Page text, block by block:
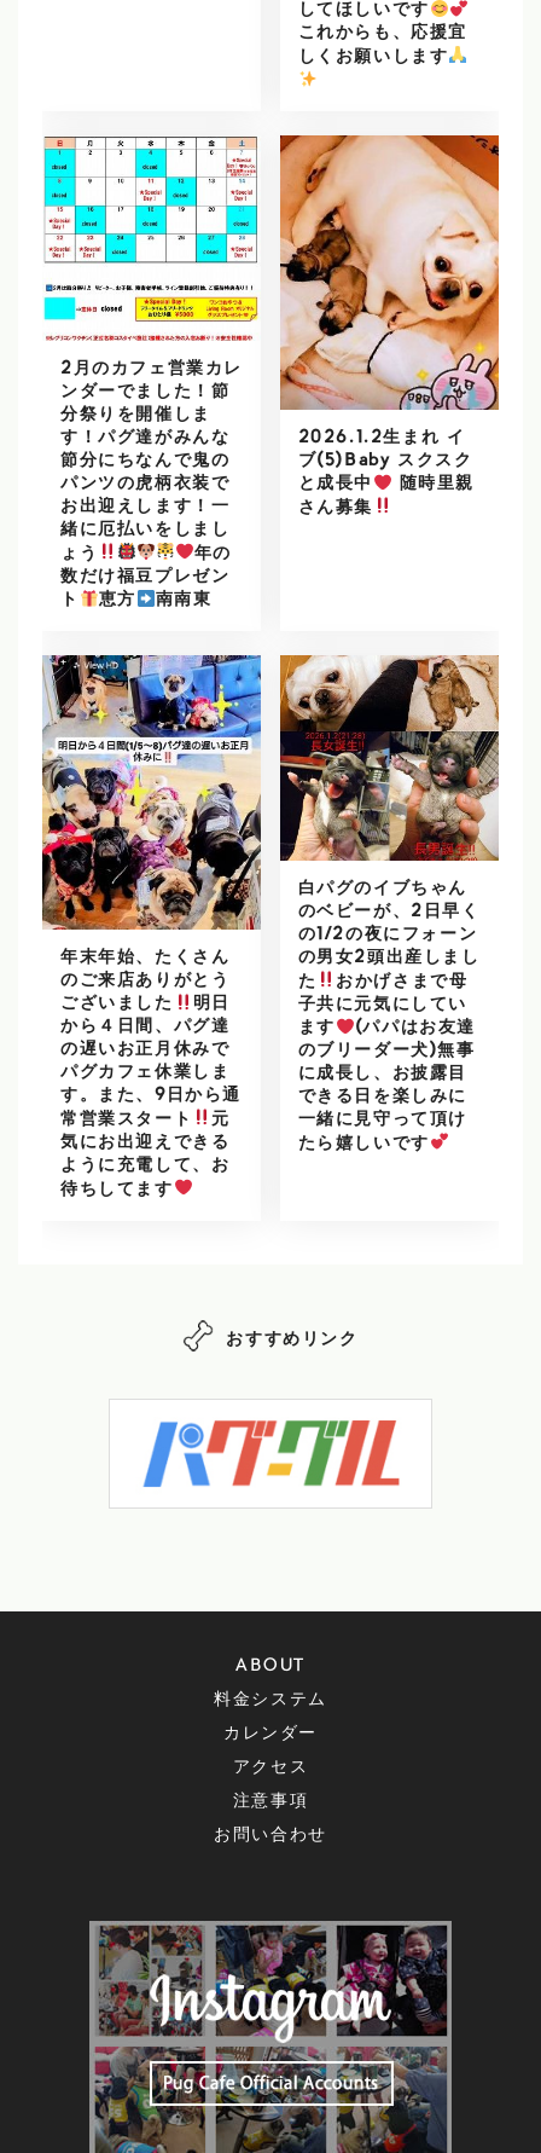
してほしいです
これからも、応援宜
しくお願いします
2月のカフェ営業カレ
ンダーでました！節
分祭りを開催しま
す！パグ達がみんな
節分にちなんで鬼の
パンツの虎柄衣装で
お出迎えします！一
緒に厄払いをしまし
ょう
年の
数だけ福豆プレゼン
ト
恵方 南南東
2026.1.2生まれ イ
ブ(5)Baby スクスク
と成長中
随時里親
さん募集
年末年始、たくさん
のご来店ありがとう
ございました
明日
から４日間、パグ達
の遅いお正月休みで
パグカフェ休業しま
す。また、9日から通
常営業スタート
元
気にお出迎えできる
ように充電して、お
待ちしてます
白パグのイブちゃん
のベビーが、2日早く
の1/2の夜にフォーン
の男女2頭出産しまし
た
おかげさまで母
子共に元気にしてい
ます
(パパはお友達
のブリーダー犬)無事
に成長し、お披露目
できる日を楽しみに
一緒に見守って頂け
たら嬉しいです
おすすめリンク
ABOUT
料金システム
カレンダー
アクセス
注意事項
お問い合わせ